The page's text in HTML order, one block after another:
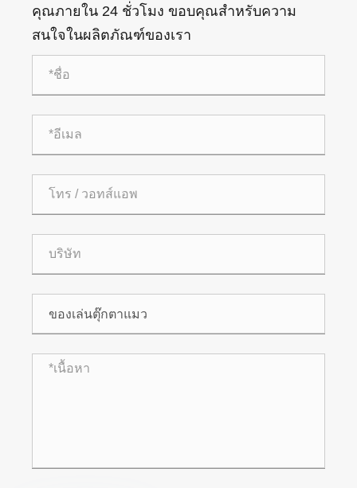
คุณภายใน 24 ชั่วโมง ขอบคุณสำหรับความ
สนใจในผลิตภัณฑ์ของเรา